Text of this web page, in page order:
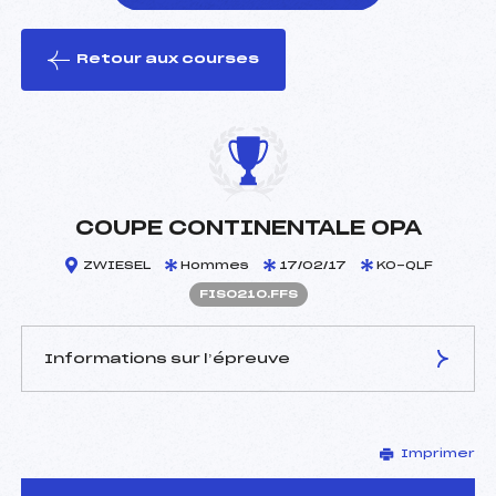
le ski
Retour aux courses
COUPE CONTINENTALE OPA
ZWIESEL Hommes 17/02/17 KO-QLF
FIS0210.FFS
Informations sur l’épreuve
–
D.T Adjoint :
–
Imprimer